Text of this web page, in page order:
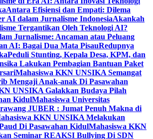
Antara Efisiensi dan Empati: Dilema
AI dalam Jurnalisme IndonesiaAkankah
Tergantikan Oleh Teknologi AI?
Jurnalisme: Ancaman atau Peluang
AI: Bagai Dua Mata PisauRedupnya
Peduli Stunting, Kepala Desa, KPM, dan
Lakukan Pembagian Bantuan Paket
Mahasiswa KKN UNSIKA Semangat
Mengaji Anak-anak Di Pasawahan
UNSIKA Galakkan Budaya Pilah
KidulMahasiswa Universitas
JUBER : Jumat Penuh Makna di
KKN UNSIKA Melakukan
Di Pasawahan KidulMahasiswa KKN
Seminar REAKSI Bullying Di SDN